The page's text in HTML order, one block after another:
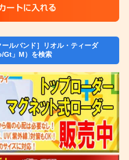
ルバンド］リオル・ティーダ
Gt」M）を検索